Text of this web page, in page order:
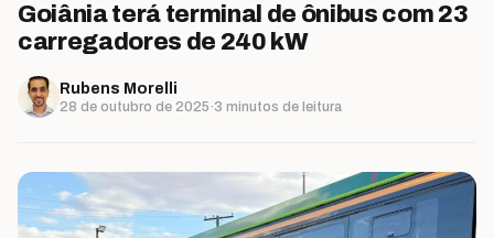
Goiânia terá terminal de ônibus com 23
carregadores de 240 kW
Rubens Morelli
28 de outubro de 2025·3 minutos de leitura